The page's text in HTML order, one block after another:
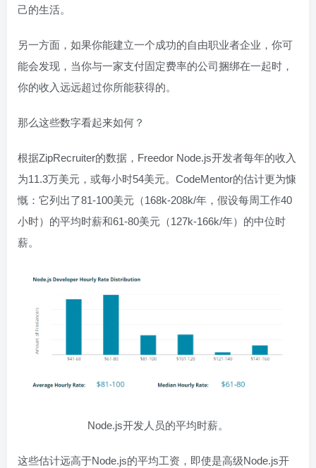
己的生活。
另一方面，如果你能建立一个成功的自由职业者企业，你可
能会发现，当你与一家支付固定费率的公司捆绑在一起时，
你的收入远远超过你所能获得的。
那么这些数字看起来如何？
根据ZipRecruiter的数据，Freedor Node.js开发者每年的收入
为11.3万美元，或每小时54美元。CodeMentor的估计更为慷
慨：它列出了81-100美元（168k-208k/年，假设每周工作40
小时）的平均时薪和61-80美元（127k-166k/年）的中位时
薪。
Node.js开发人员的平均时薪。
这些估计远高于Node.js的平均工资，即使是高级Node.js开